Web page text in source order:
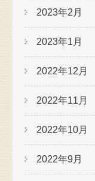
2023年2月
2023年1月
2022年12月
2022年11月
2022年10月
2022年9月